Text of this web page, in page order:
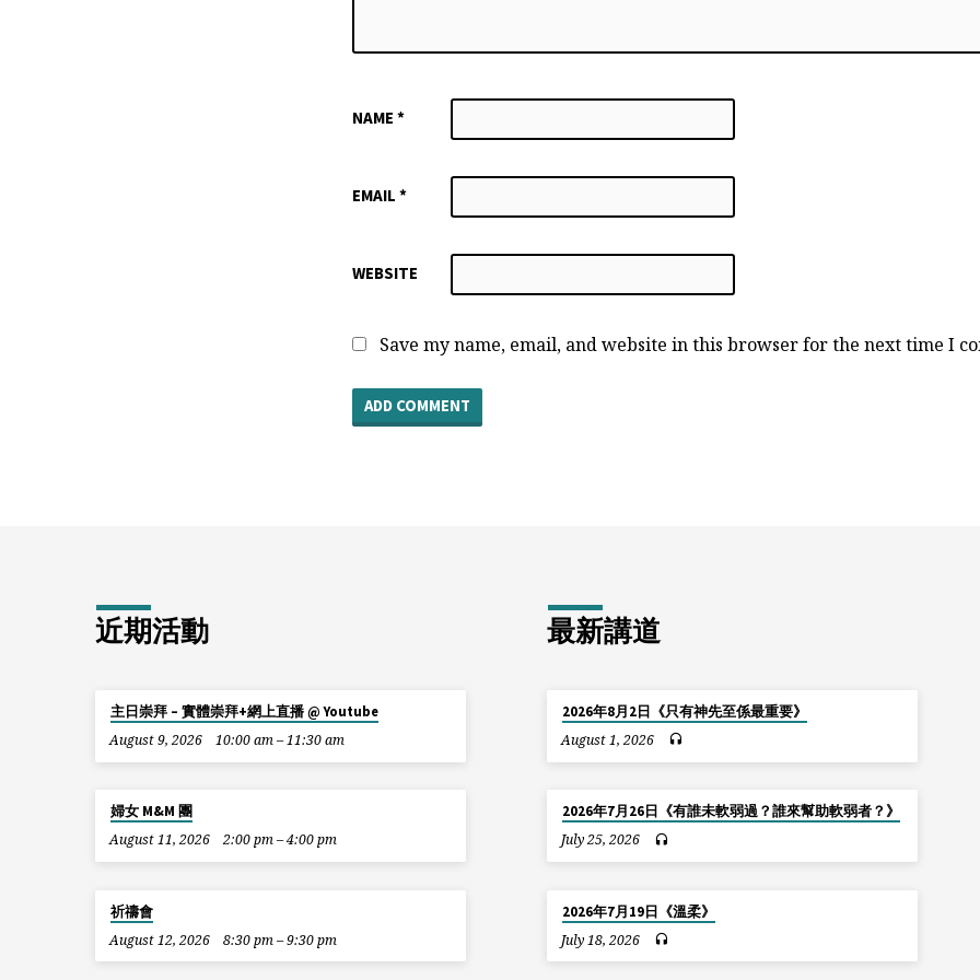
NAME *
EMAIL *
WEBSITE
Save my name, email, and website in this browser for the next time I
近期活動
主日崇拜 – 實體崇拜+網上直播 @ Youtube
August 9, 2026
10:00 am – 11:30 am
婦女 M&M 團
August 11, 2026
2:00 pm – 4:00 pm
祈禱會
August 12, 2026
8:30 pm – 9:30 pm
最新講道
2026年8月2日《只有神先至係最重要》
August 1, 2026
2026年7月26日《有誰未軟弱過？誰來幫助軟弱者？》
July 25, 2026
2026年7月19日《溫柔》
July 18, 2026